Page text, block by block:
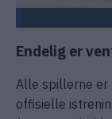
Endelig er
Alle spillerne er
offisielle